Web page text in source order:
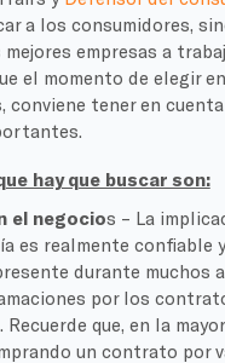
a los consumidores,
empresas a
el momento de elegir
conviene tener en
hay que buscar son:
el negocios – La
es realmente confiable
durante muchos
por los
Recuerde que, en la
un contrato por